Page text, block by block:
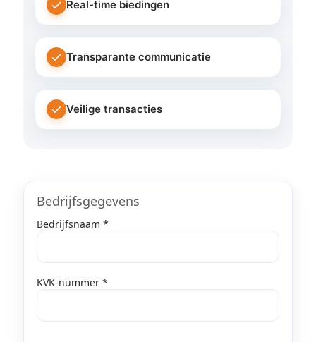
Real-time biedingen
Transparante communicatie
Veilige transacties
Bedrijfsgegevens
Bedrijfsnaam *
KVK-nummer *